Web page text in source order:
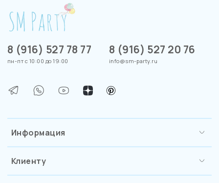
Информация
Клиенту
8 (916) 527 78 77
пн-пт с 10:00 до 19:00
8 (916) 527 20 76
info@sm-party.ru